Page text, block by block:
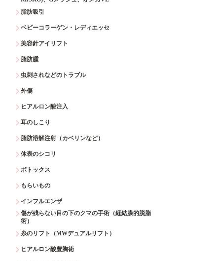
脂肪吸引
ベビーコラーゲン・レディエッセ
美容針アイリフト
脂肪腫
虫刺されなどのトラブル
外傷
ヒアルロン酸注入
耳のしこり
脂肪溶解注射（カベリンなど）
体表のシコリ
ボトックス
もらいもの
インフルエンザ
傷が残らない目の下のクマの手術（経結膜的脱脂
術）
糸のリフト（MWデュアルリフト）
ヒアルロン酸豊胸術